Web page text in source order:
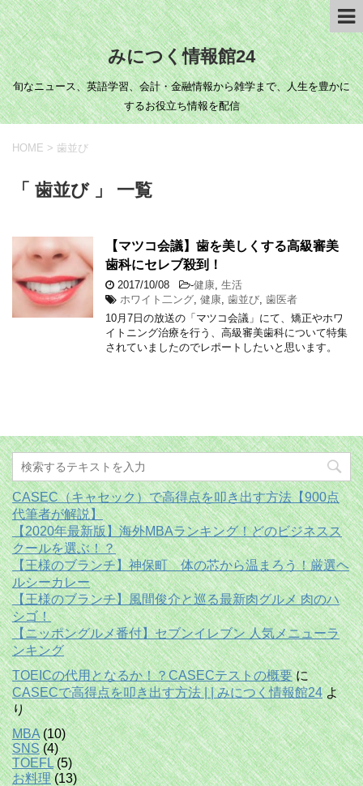
みにつく情報館24
旬なニュース、英語学習、会計・金融情報から雑学まで、人生を豊かに
するお役立ち情報を配信
HOME > 歯並び
「 歯並び 」 一覧
【マツコ会議】歯を美しくする高級審美
歯科にセレブ殺到！
2017/10/08 -健康 生活
ホワイト二ング 健康 歯並び 歯医者
10月7日の放送の「マツコ会議」にて、矯正やホワ
イトニング治療を行う、高級審美歯科について特集
されていましたのでレポートしたいと思います。
CASEC（キャセック）で高得点を叩き出す方法【900点
代筆者が解説】
【2020年最新版】海外MBAランキング！どのビジネスス
クールを選ぶ！？
【王様のブランチ】神保町 体の芯から温まろう！厳選ヘ
ルシーカレー
【王様のブランチ】風間俊介と巡る最新肉グルメ 肉のハ
シゴ！
【ニッポングルメ番付】セブンイレブン 人気メニューラ
ンキング
TOEICの代用となるか！？CASECテストの概要に
CASECで高得点を叩き出す方法 | | みにつく情報館24よ
り
MBA(10)
SNS(4)
TOEFL(5)
お料理(13)